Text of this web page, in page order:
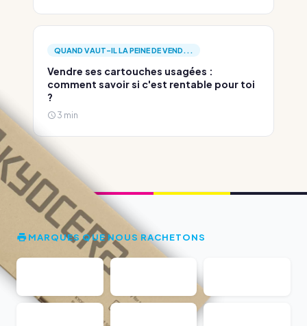
QUAND VAUT-IL LA PEINE DE VEND...
Vendre ses cartouches usagées :
comment savoir si c'est rentable pour toi
?
3 min
MARQUES QUE NOUS RACHETONS